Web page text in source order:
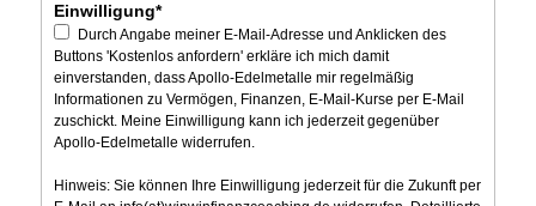
Einwilligung*
Durch Angabe meiner E-Mail-Adresse und Anklicken des
Buttons 'Kostenlos anfordern' erkläre ich mich damit
einverstanden, dass Apollo-Edelmetalle mir regelmäßig
Informationen zu Vermögen, Finanzen, E-Mail-Kurse per E-Mail
zuschickt. Meine Einwilligung kann ich jederzeit gegenüber
Apollo-Edelmetalle widerrufen.
Hinweis: Sie können Ihre Einwilligung jederzeit für die Zukunft per